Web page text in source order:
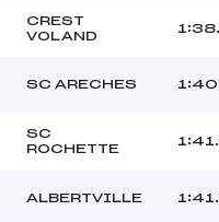
CREST
VOLAND
SC ARECHES
SC
ROCHETTE
ALBERTVILLE